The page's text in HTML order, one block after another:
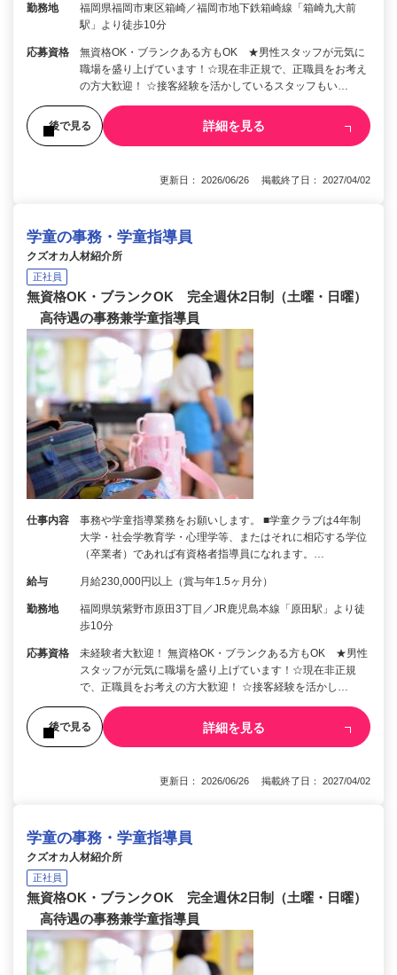
勤務地
福岡県福岡市東区箱崎／福岡市地下鉄箱崎線「箱崎九大前
駅」より徒歩10分
応募資格
無資格OK・ブランクある方もOK ★男性スタッフが元気に
職場を盛り上げています！☆現在非正規で、正職員をお考え
の方大歓迎！ ☆接客経験を活かしているスタッフもい…
後で見る 詳細を見る
更新日： 2026/06/26 掲載終了日： 2027/04/02
学童の事務・学童指導員
クズオカ人材紹介所
正社員
無資格OK・ブランクOK 完全週休2日制（土曜・日曜）
高待遇の事務兼学童指導員
仕事内容
事務や学童指導業務をお願いします。 ■学童クラブは4年制
大学・社会学教育学・心理学等、またはそれに相応する学位
（卒業者）であれば有資格者指導員になれます。…
給与 月給230,000円以上（賞与年1.5ヶ月分）
勤務地
福岡県筑紫野市原田3丁目／JR鹿児島本線「原田駅」より徒
歩10分
応募資格
未経験者大歓迎！ 無資格OK・ブランクある方もOK ★男性
スタッフが元気に職場を盛り上げています！☆現在非正規
で、正職員をお考えの方大歓迎！ ☆接客経験を活かし…
後で見る 詳細を見る
更新日： 2026/06/26 掲載終了日： 2027/04/02
学童の事務・学童指導員
クズオカ人材紹介所
正社員
無資格OK・ブランクOK 完全週休2日制（土曜・日曜）
高待遇の事務兼学童指導員